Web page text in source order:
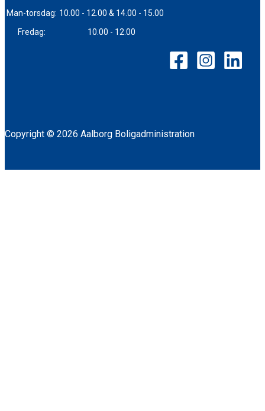
Man-torsdag: 10.00 - 12.00 & 14.00 - 15.00
Fredag:
10.00 - 12.00
Copyright © 2026 Aalborg Boligadministration